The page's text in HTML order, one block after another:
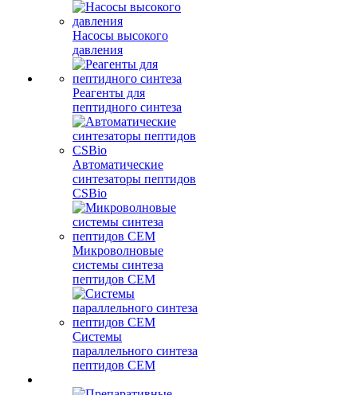
Насосы высокого
давления
Реагенты для
пептидного синтеза
Автоматические
синтезаторы пептидов
CSBio
Микроволновые
системы синтеза
пептидов CEM
Системы
параллельного синтеза
пептидов CEM